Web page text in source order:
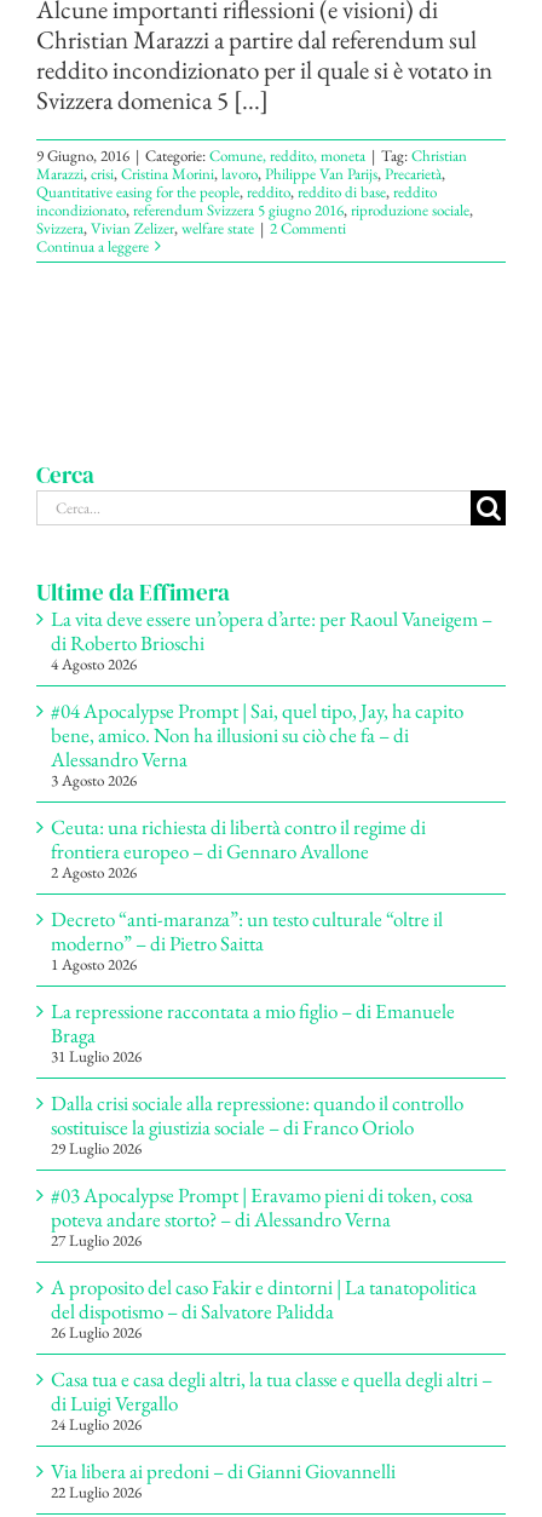
Alcune importanti riflessioni (e visioni) di
Christian Marazzi a partire dal referendum sul
reddito incondizionato per il quale si è votato in
Svizzera domenica 5 [...]
9 Giugno, 2016 | Categorie:Comune, reddito, moneta | Tag:Christian
Marazzi,crisi,Cristina Morini,lavoro,Philippe Van Parijs,Precarietà,
Quantitative easing for the people,reddito,reddito di base,reddito
incondizionato,referendum Svizzera 5 giugno 2016,riproduzione sociale,
Svizzera,Vivian Zelizer,welfare state | 2 Commenti
Continua a leggere
Cerca
Cerca
per:
Ultime da Effimera
La vita deve essere un’opera d’arte: per Raoul Vaneigem –
di Roberto Brioschi
4 Agosto 2026
#04 Apocalypse Prompt | Sai, quel tipo, Jay, ha capito
bene, amico. Non ha illusioni su ciò che fa – di
Alessandro Verna
3 Agosto 2026
Ceuta: una richiesta di libertà contro il regime di
frontiera europeo – di Gennaro Avallone
2 Agosto 2026
Decreto “anti-maranza”: un testo culturale “oltre il
moderno” – di Pietro Saitta
1 Agosto 2026
La repressione raccontata a mio figlio – di Emanuele
Braga
31 Luglio 2026
Dalla crisi sociale alla repressione: quando il controllo
sostituisce la giustizia sociale – di Franco Oriolo
29 Luglio 2026
#03 Apocalypse Prompt | Eravamo pieni di token, cosa
poteva andare storto? – di Alessandro Verna
27 Luglio 2026
A proposito del caso Fakir e dintorni | La tanatopolitica
del dispotismo – di Salvatore Palidda
26 Luglio 2026
Casa tua e casa degli altri, la tua classe e quella degli altri –
di Luigi Vergallo
24 Luglio 2026
Via libera ai predoni – di Gianni Giovannelli
22 Luglio 2026